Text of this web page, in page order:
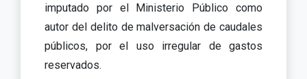
imputado por el Ministerio Público como
autor del delito de malversación de caudales
públicos, por el uso irregular de gastos
reservados.